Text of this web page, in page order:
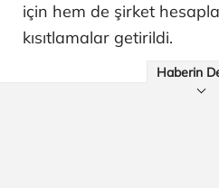
için hem de şirket
kısıtlamalar getirildi.
Haberin